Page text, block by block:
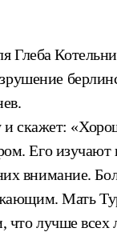
и скажет:
Его
внимание.
Мать
лучше всех